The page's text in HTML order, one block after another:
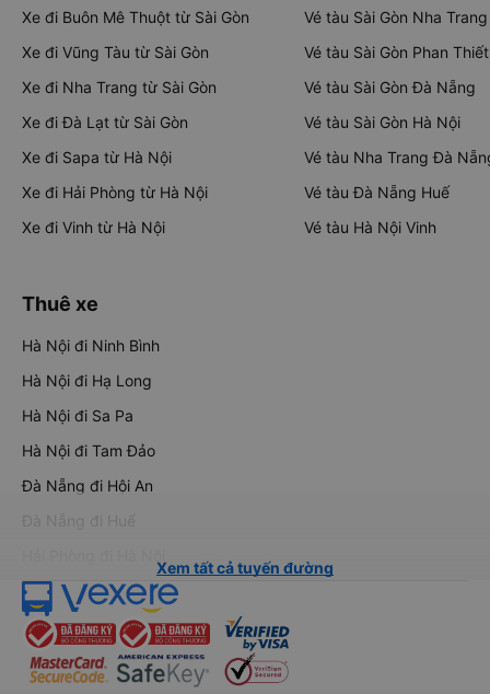
Xe đi Buôn Mê Thuột từ Sài Gòn
Xe đi Vũng Tàu từ Sài Gòn
Xe đi Nha Trang từ Sài Gòn
Xe đi Đà Lạt từ Sài Gòn
Xe đi Sapa từ Hà Nội
Xe đi Hải Phòng từ Hà Nội
Xe đi Vinh từ Hà Nội
Vé tàu Sài Gòn Nha Trang
Vé tàu Sài Gòn Phan Thiết
Vé tàu Sài Gòn Đà Nẵng
Vé tàu Sài Gòn Hà Nội
Vé tàu Nha Trang Đà
Vé tàu Đà Nẵng Huế
Vé tàu Hà Nội Vinh
Thuê xe
Hà Nội đi Ninh Bình
Hà Nội đi Hạ Long
Hà Nội đi Sa Pa
Hà Nội đi Tam Đảo
Đà Nẵng đi Hội An
Đà Nẵng đi Huế
Xem tất cả tuyến đường